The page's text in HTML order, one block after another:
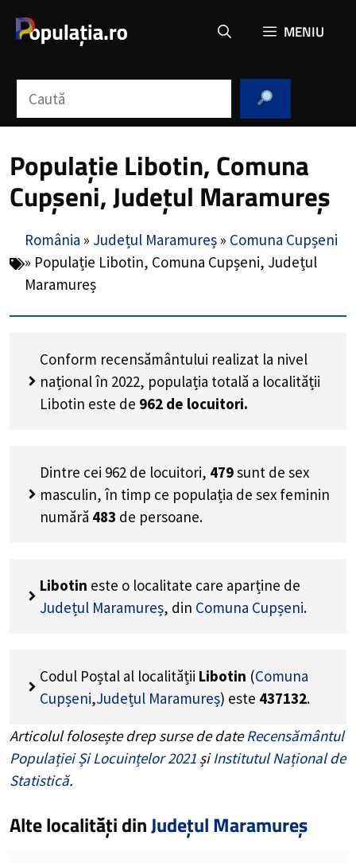
MENIU
Populație Libotin, Comuna
Cupșeni, Județul Maramureș
România » Județul Maramureș » Comuna Cupșeni
» Populație Libotin, Comuna Cupșeni, Județul
Maramureș
Conform recensământului realizat la nivel
național în 2022, populația totală a localității
Libotin este de 962 de locuitori.
Dintre cei 962 de locuitori, 479sunt de sex
masculin, în timp ce populația de sex feminin
numără 483 de persoane.
Libotin este o localitate care aparține de
Județul Maramureș, din Comuna Cupșeni.
Codul Poștal al localității Libotin (Comuna
Cupșeni,Județul Maramureș) este 437132.
Articolul folosește drep surse de dateRecensământul
Populației Și Locuințelor 2021 șiInstitutul Național de
Statistică.
Alte localități dinJudețul Maramureș